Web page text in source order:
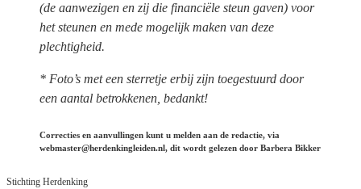
(de aanwezigen en zij die financiële steun gaven) voor
het steunen en mede mogelijk maken van deze
plechtigheid.
* Foto’s met een sterretje erbij zijn toegestuurd door
een aantal betrokkenen, bedankt!
Correcties en aanvullingen kunt u melden aan de redactie, via
webmaster@herdenkingleiden.nl, dit wordt gelezen door Barbera Bikker
Stichting Herdenking